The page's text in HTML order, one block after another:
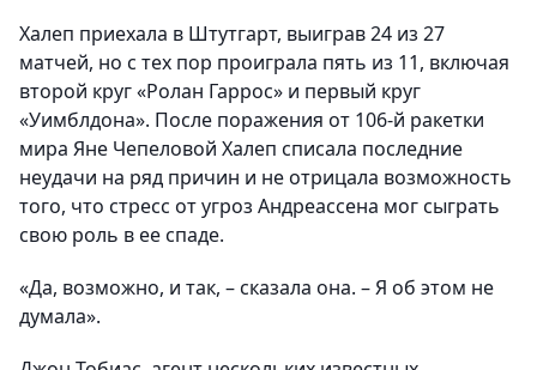
Халеп приехала в Штутгарт, выиграв 24 из 27
матчей, но с тех пор проиграла пять из 11, включая
второй круг «Ролан Гаррос» и первый круг
«Уимблдона». После поражения от 106-й ракетки
мира Яне Чепеловой Халеп списала последние
неудачи на ряд причин и не отрицала возможность
того, что стресс от угроз Андреассена мог сыграть
свою роль в ее спаде.
«Да, возможно, и так, – сказала она. – Я об этом не
думала».